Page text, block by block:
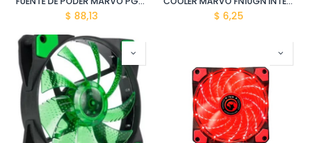
$ 88,13 $ 6,25